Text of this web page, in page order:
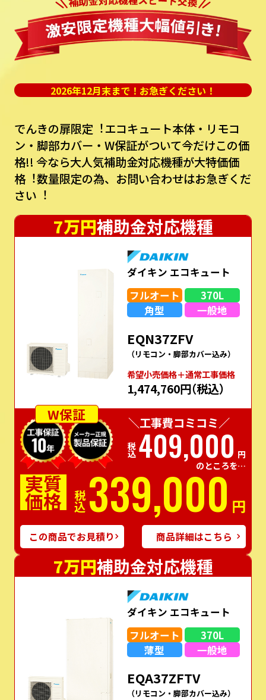
2026年12月末まで！お急ぎください！
でんきの扉限定︕エコキュート本体・リモコ
ン・脚部カバー・W保証がついて今だけこの価
格!! 今なら⼤⼈気補助⾦対応機種が⼤特価価
格︕数量限定の為、お問い合わせはお急ぎくだ
さい︕
7万円補助金対応機種
ダイキン エコキュート
フルオート
370L
角型
一般地
EQN37ZFV
（リモコン・脚部カバー込み）
希望⼩売価格＋通常⼯事価格
1,474,760円（税込）
W保証
＼工事費コミコミ／
税込409,000 円
のところを…
実質
価格 税込339,000 円
この商品でお見積り 商品詳細はこちら
7万円補助金対応機種
ダイキン エコキュート
フルオート
370L
薄型
一般地
EQA37ZFTV
（リモコン・脚部カバー込み）